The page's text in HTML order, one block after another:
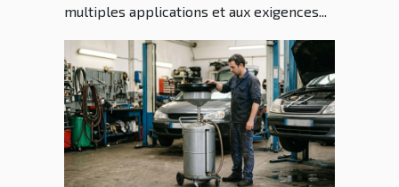
multiples applications et aux exigences...